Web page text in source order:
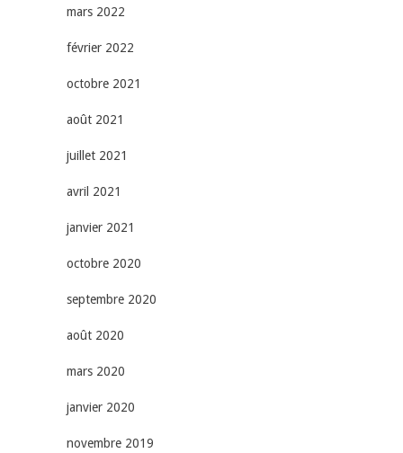
mars 2022
février 2022
octobre 2021
août 2021
juillet 2021
avril 2021
janvier 2021
octobre 2020
septembre 2020
août 2020
mars 2020
janvier 2020
novembre 2019